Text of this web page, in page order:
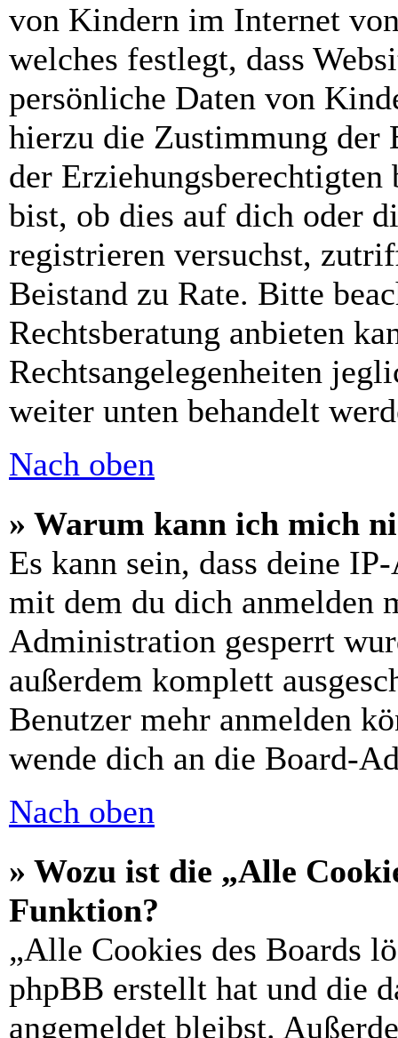
von Kindern im Internet
welches festlegt, dass
persönliche Daten von
hierzu die Zustimmung der
der
bist, ob dies auf dich oder
registrieren versuchst,
Beistand zu Rate. Bitte
Rechtsberatung anbieten
Rechtsangelegenheiten
weiter unten behandelt
Nach oben
» Warum kann ich mich
Es kann sein, dass deine
mit dem du dich anmelden
Administration gesperrt
außerdem komplett
Benutzer mehr anmelden
wende dich an die Board-
Nach oben
» Wozu ist die „Alle
Funktion?
„Alle Cookies des Boards
phpBB erstellt hat und die
angemeldet bleibst.